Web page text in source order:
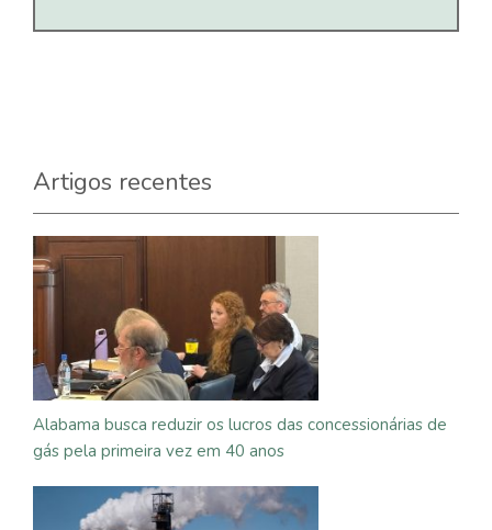
Artigos recentes
Alabama busca reduzir os lucros das concessionárias de
gás pela primeira vez em 40 anos